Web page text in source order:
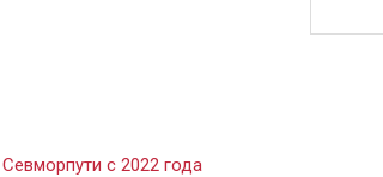
с 2022 года